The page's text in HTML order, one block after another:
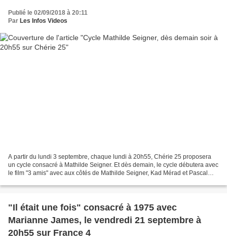
Publié le 02/09/2018 à 20:11
Par Les Infos Videos
A partir du lundi 3 septembre, chaque lundi à 20h55, Chérie 25 proposera
un cycle consacré à Mathilde Seigner. Et dès demain, le cycle débutera avec
le film "3 amis" avec aux côtés de Mathilde Seigner, Kad Mérad et Pascal
"Il était une fois" consacré à 1975 avec
Marianne James, le vendredi 21 septembre à
20h55 sur France 4